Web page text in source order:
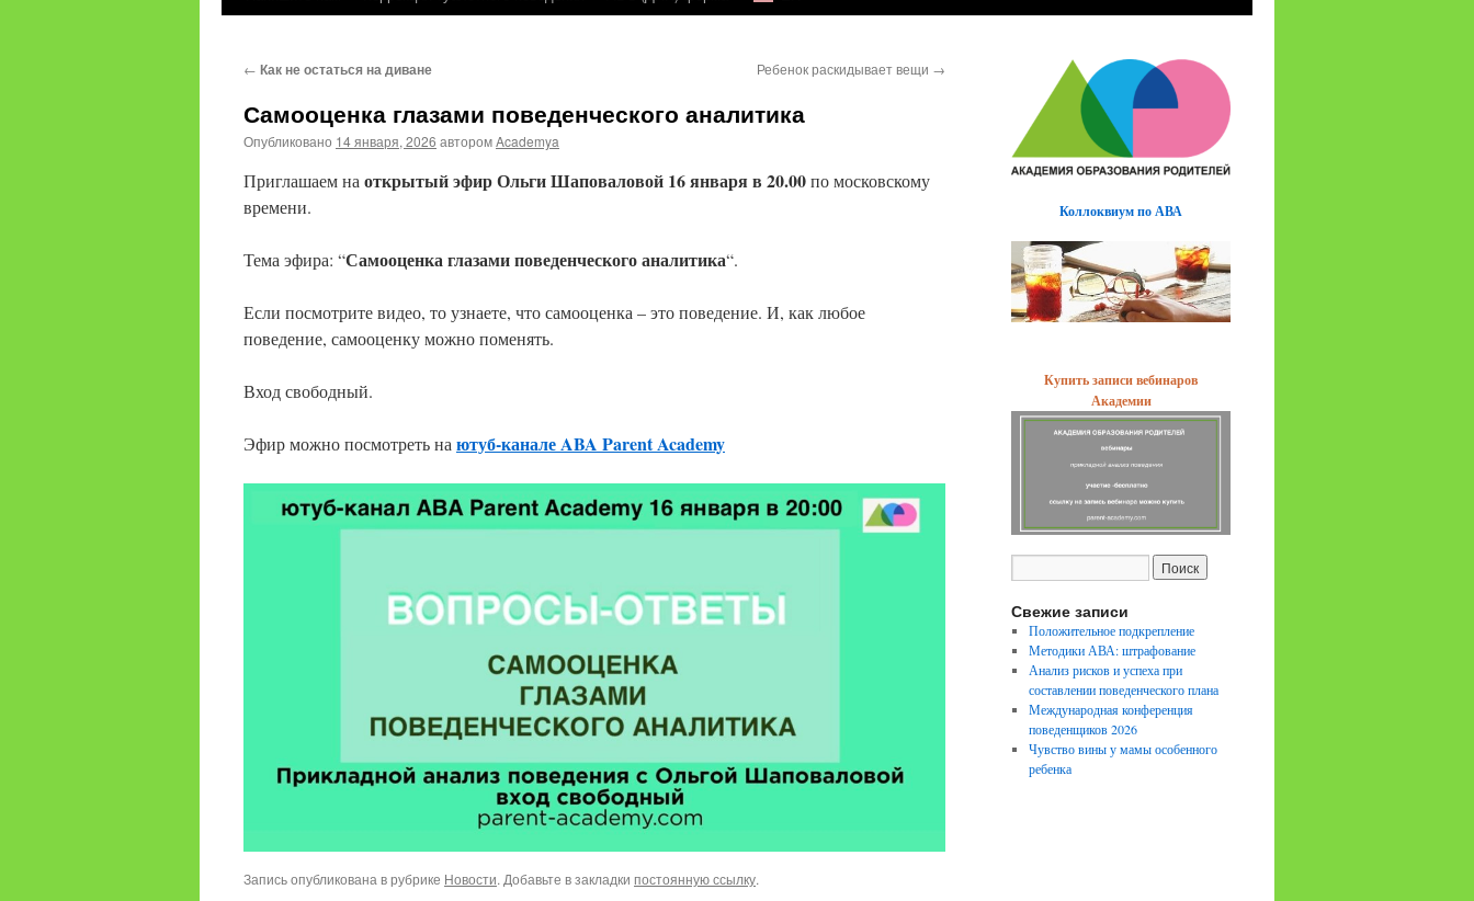
← Как не остаться на диване Ребенок раскидывает вещи →
Самооценка глазами поведенческого аналитика
Опубликовано 14 января, 2026 авторомAcademya
Приглашаем на открытый эфир Ольги Шаповаловой 16 января в 20.00по московскому
времени.
Тема эфира: “Самооценка глазами поведенческого аналитика“.
Если посмотрите видео, то узнаете, что самооценка – это поведение. И, как любое
поведение, самооценку можно поменять.
Вход свободный.
Эфир можно посмотреть на ютуб-канале ABA Parent Academy
Запись опубликована в рубрике Новости. Добавьте в закладки постоянную ссылку.
Коллоквиум по АВА
Купить записи вебинаров
Академии
Свежие записи
Положительное подкрепление
Методики АВА: штрафование
Анализ рисков и успеха при
составлении поведенческого плана
Международная конференция
поведенщиков 2026
Чувство вины у мамы особенного
ребенка